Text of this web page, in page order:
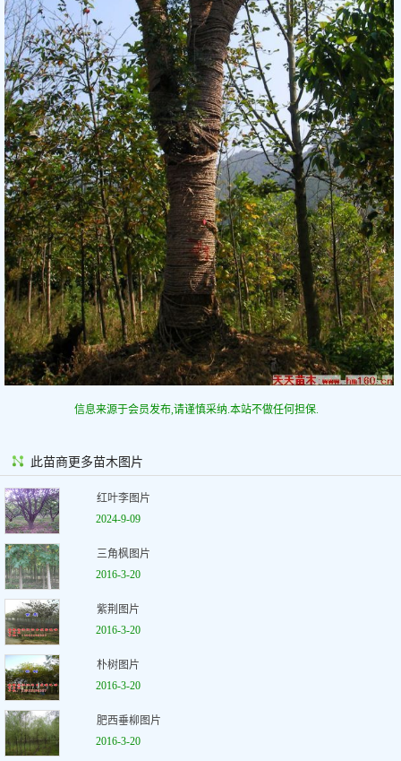
信息来源于会员发布,请谨慎采纳.本站不做任何担保.
此苗商更多苗木图片
红叶李图片
2024-9-09
三角枫图片
2016-3-20
紫荆图片
2016-3-20
朴树图片
2016-3-20
肥西垂柳图片
2016-3-20